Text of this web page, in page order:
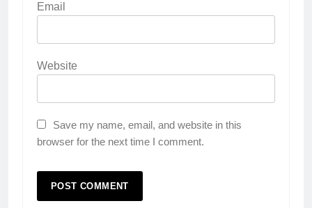
Email
Website
Save my name, email, and website in this
browser for the next time I comment.